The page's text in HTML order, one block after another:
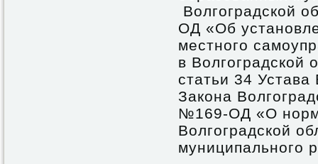
Волгоградской
ОД «Об
местного
в Волгоградской
статьи 34 Устава
Закона
№169-ОД «О
Волгоградской
муниципального